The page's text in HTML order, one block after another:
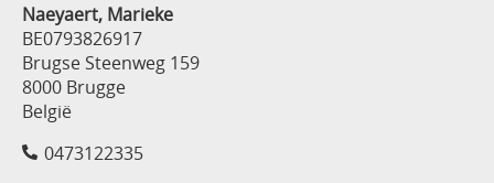
Naeyaert, Marieke
BE0793826917
Brugse Steenweg 159
8000 Brugge
België
0473122335